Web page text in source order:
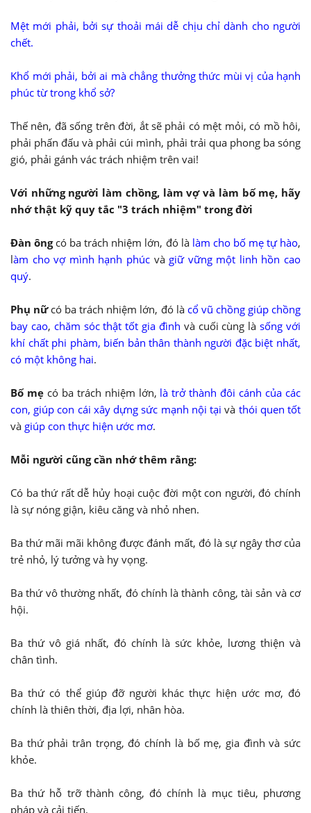
Mệt mới phải, bởi sự thoải mái dễ chịu chỉ dành cho người
chết.
Khổ mới phải, bởi ai mà chẳng thưởng thức mùi vị của hạnh
phúc từ trong khổ sở?
Thế nên, đã sống trên đời, ắt sẽ phải có mệt mỏi, có mồ hôi,
phải phấn đấu và phải cúi mình, phải trải qua phong ba sóng
gió, phải gánh vác trách nhiệm trên vai!
Với những người làm chồng, làm vợ và làm bố mẹ, hãy
nhớ thật kỹ quy tắc "3 trách nhiệm" trong đời
Đàn ôngcó ba trách nhiệm lớn, đó là làm cho bố mẹ tự hào,
làm cho vợ mình hạnh phúcvà giữ vững một linh hồn cao
quý.
Phụ nữcó ba trách nhiệm lớn, đó là cổ vũ chồng giúp chồng
bay cao, chăm sóc thật tốt gia đình và cuối cùng làsống với
khí chất phi phàm, biến bản thân thành người đặc biệt nhất,
có một không hai.
Bố mẹcó ba trách nhiệm lớn, là trở thành đôi cánh của các
con, giúp con cái xây dựng sức mạnh nội tại và thói quen tốt
và giúp con thực hiện ước mơ.
Mỗi người cũng cần nhớ thêm rằng:
Có ba thứ rất dễ hủy hoại cuộc đời một con người, đó chính
là sự nóng giận, kiêu căng và nhỏ nhen.
Ba thứ mãi mãi không được đánh mất, đó là sự ngây thơ của
trẻ nhỏ, lý tưởng và hy vọng.
Ba thứ vô thường nhất, đó chính là thành công, tài sản và cơ
hội.
Ba thứ vô giá nhất, đó chính là sức khỏe, lương thiện và
chân tình.
Ba thứ có thể giúp đỡ người khác thực hiện ước mơ, đó
chính là thiên thời, địa lợi, nhân hòa.
Ba thứ phải trân trọng, đó chính là bố mẹ, gia đình và sức
khỏe.
Ba thứ hỗ trỡ thành công, đó chính là mục tiêu, phương
pháp và cải tiến.